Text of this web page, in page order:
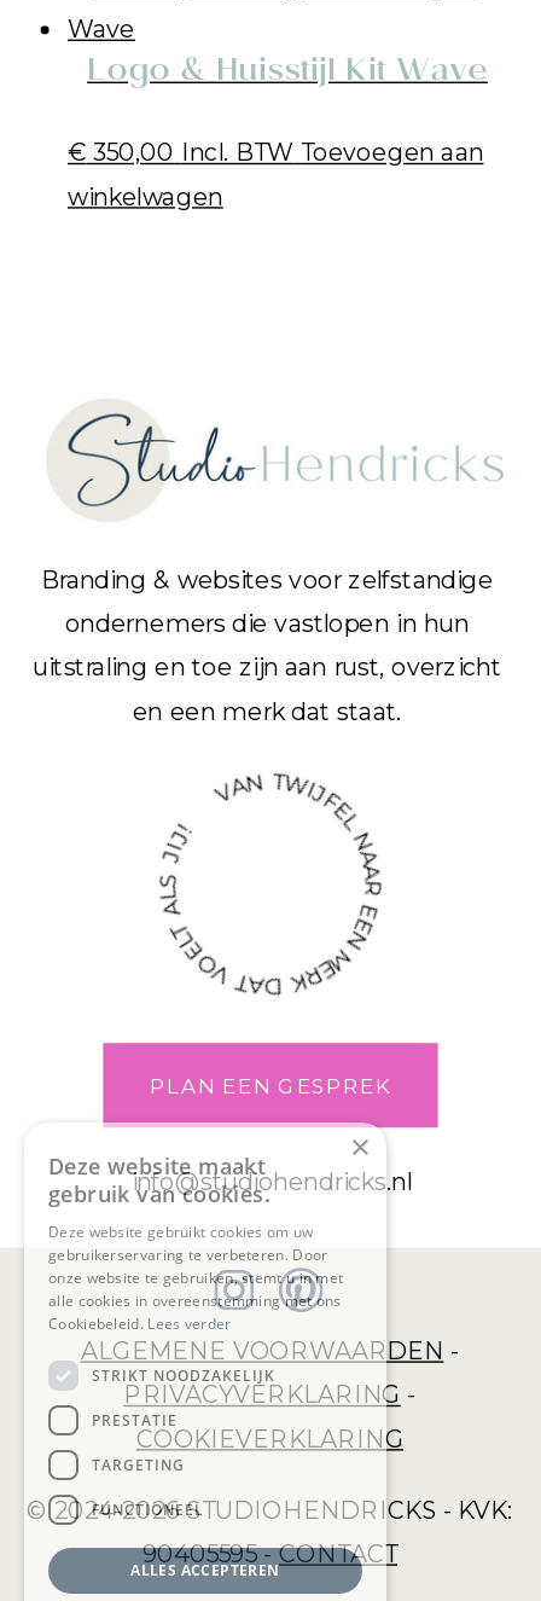
Logo & Huisstijl Kit Wave
€ 350,00 Incl. BTW Toevoegen aan
winkelwagen
info@studiohendricks.nl
VAN TWIJFEL NAAR EEN MERK DAT VOELT ALS JIJ!
© 2024-2026 STUDIOHENDRICKS - KVK:
90405595 -CONTACT
Branding & websites voor zelfstandige
ondernemers die vastlopen in hun
uitstraling en toe zijn aan rust, overzicht
en een merk dat staat.
PLAN EEN GESPREK
ALGEMENE VOORWAARDEN -
PRIVACYVERKLARING -
COOKIEVERKLARING
×
Deze website maakt
gebruik van cookies.
Deze website gebruikt cookies om uw
gebruikerservaring te verbeteren. Door
onze website te gebruiken, stemt u in met
alle cookies in overeenstemming met ons
Cookiebeleid. Lees verder
STRIKT NOODZAKELIJK
PRESTATIE
TARGETING
FUNCTIONEEL
ALLES ACCEPTEREN